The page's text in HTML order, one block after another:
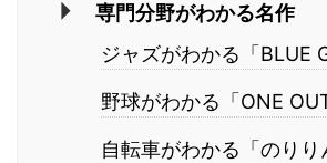
専門分野がわかる名作
ジャズがわかる「BLUE
野球がわかる「ONE
自転車がわかる「のりり